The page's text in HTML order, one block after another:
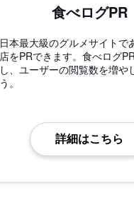
食べログPR
日本最大級のグルメサイトで
店をPRできます。食べログ
し、ユーザーの閲覧数を増や
う。
詳細はこちら